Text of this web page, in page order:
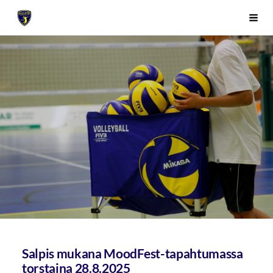
Siirry
sivunSivuston etusivulle
Salpis mukana MoodFest-tapahtumassa
torstaina 28.8.2025